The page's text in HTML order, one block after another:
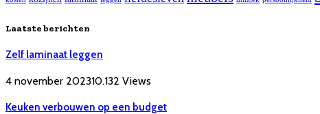
Laatste berichten
Zelf laminaat leggen
4 november 202310.132 Views
Keuken verbouwen op een budget